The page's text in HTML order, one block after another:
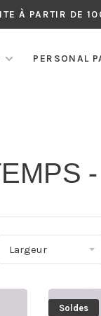
À PARTIR DE
PERSONAL
Largeur
Soldes